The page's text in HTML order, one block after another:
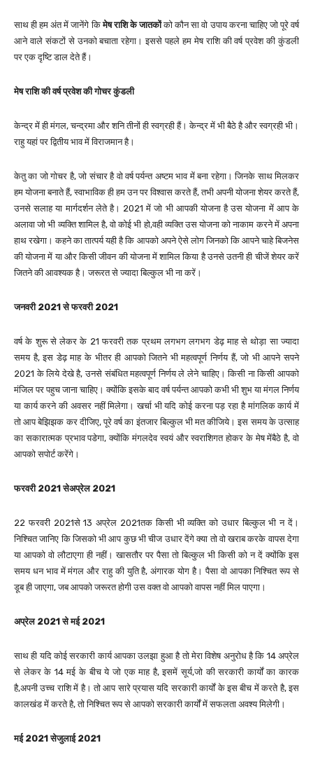
साथ ही हम अंत में जानेंगे किमेष राशि के जातकोंको कौन सा वो उपाय करना चाहिए जो पूरे वर्ष
आने वाले संकटों से उनको बचाता रहेगा। इससे पहले हम मेष राशि की वर्ष प्रवेश की कुंडली
पर एक दृष्टि डाल देते हैं।
मेष राशि की वर्ष प्रवेश की गोचर कुंडली
केन्द्र में ही मंगल, चन्द्रमा और शनि तीनों ही स्वग्रही हैं। केन्द्र में भी बैठे है और स्वग्रही भी।
राहु यहां पर द्वितीय भाव में विराजमान है।
केतु का जो गोचर है, जो संचार है वो वर्ष पर्यन्त अष्टम भाव में बना रहेगा। जिनके साथ मिलकर
हम योजना बनाते हैं, स्वाभाविक ही हम उन पर विश्वास करते हैं, तभी अपनी योजना शेयर करते हैं,
उनसे सलाह या मार्गदर्शन लेते है। 2021 में जो भी आपकी योजना है उस योजना में आप के
अलावा जो भी व्यक्ति शामिल है, वो कोई भी हो,वही व्यक्ति उस योजना को नाकाम करने में अपना
हाथ रखेगा। कहने का तात्पर्य यही है कि आपको अपने ऐसे लोग जिनको कि आपने चाहे बिजनेस
की योजना में या और किसी जीवन की योजना में शामिल किया है उनसे उतनी ही चीजें शेयर करें
जितने की आवश्यक है। जरूरत से ज्यादा बिल्कुल भी ना करें।
जनवरी 2021 से फरवरी 2021
वर्ष के शुरू से लेकर के 21 फरवरी तक प्रथम लगभग लगभग डेढ़ माह से थोड़ा सा ज्यादा
समय है, इस डेढ़ माह के भीतर ही आपको जितने भी महत्वपूर्ण निर्णय हैं, जो भी आपने सपने
2021 के लिये देखे है, उनसे संबंधित महत्वपूर्ण निर्णय ले लेने चाहिए। किसी ना किसी आपको
मंजिल पर पहुच जाना चाहिए। क्योंकि इसके बाद वर्ष पर्यन्त आपको कभी भी शुभ या मंगल निर्णय
या कार्य करने की अवसर नहीं मिलेगा। खर्चा भी यदि कोई करना पड़ रहा है मांगलिक कार्य में
तो आप बेझिझक कर दीजिए, पूरे वर्ष का इंतजार बिल्कुल भी मत कीजिये। इस समय के उत्साह
का सकारात्मक प्रभाव पडेगा, क्योंकि मंगलदेव स्वयं और स्वराशिगत होकर के मेष मेंबैठे है, वो
आपको सपोर्ट करेंगे।
फरवरी 2021 सेअप्रेल 2021
22 फरवरी 2021से 13 अप्रेल 2021तक किसी भी व्यक्ति को उधार बिल्कुल भी न दें।
निश्चित जानिए कि जिसको भी आप कुछ भी चीज उधार देंगे क्या तो वो खराब करके वापस देगा
या आपको वो लौटाएगा ही नहीं। खासतौर पर पैसा तो बिल्कुल भी किसी को न दें क्योंकि इस
समय धन भाव में मंगल और राहु की युति है, अंगारक योग है। पैसा वो आपका निश्चित रूप से
डूब ही जाएगा, जब आपको जरूरत होगी उस वक्त वो आपको वापस नहीं मिल पाएगा।
अप्रेल 2021 से मई 2021
साथ ही यदि कोई सरकारी कार्य आपका उलझा हुआ है तो मेरा विशेष अनुरोध है कि 14 अप्रेल
से लेकर के 14 मई के बीच ये जो एक माह है, इसमें सूर्य,जो की सरकारी कार्यों का कारक
है,अपनी उच्च राशि में है। तो आप सारे प्रयास यदि सरकारी कार्यों के इस बीच में करते है, इस
कालखंड में करते है, तो निश्चित रूप से आपको सरकारी कार्यों में सफलता अवश्य मिलेगी।
मई 2021 सेजुलाई 2021